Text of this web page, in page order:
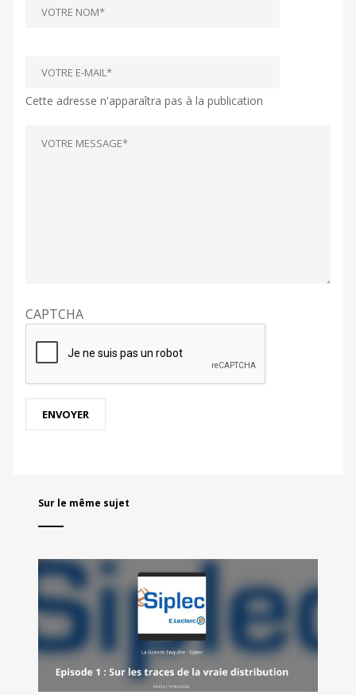
Cette adresse n'apparaîtra pas à la publication
CAPTCHA
Sur le même sujet